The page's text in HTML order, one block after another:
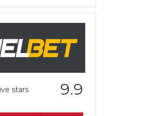
9.9